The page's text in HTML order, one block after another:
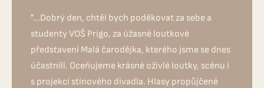
"...Dobrý den, chtěl bych poděkovat za sebe a
studenty VOŠ Prigo, za úžasné loutkové
představení Malá čarodějka, kterého jsme se dnes
účastnili. Oceňujeme krásné oživlé loutky, scénu i
s projekcí stínového divadla. Hlasy propůjčené